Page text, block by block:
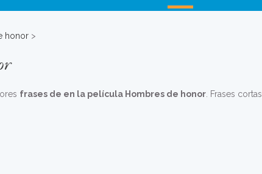
honor >
frases de en la película Hombres de honor . Frases cortas,